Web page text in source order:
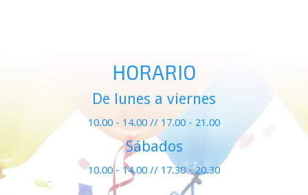
HORARIO
De lunes a viernes
10.00 - 14.00 // 17.00 - 21.00
Sábados
10.00 - 14.00 // 17.30 - 20.30